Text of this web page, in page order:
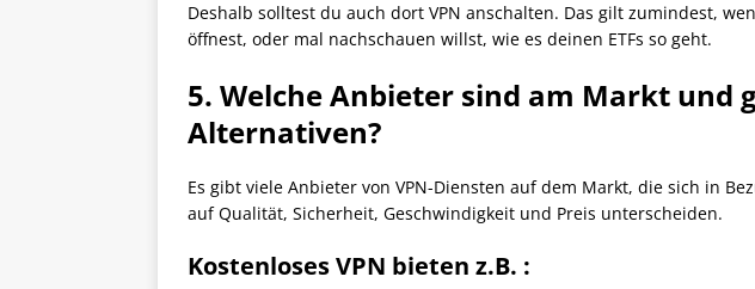
Deshalb solltest du auch dort VPN anschalten. Das gilt zumindest,
öffnest, oder mal nachschauen willst, wie es deinen ETFs so geht.
5. Welche Anbieter sind am Markt und
Alternativen?
Es gibt viele Anbieter von VPN-Diensten auf dem Markt, die sich in
auf Qualität, Sicherheit, Geschwindigkeit und Preis unterscheiden.
Kostenloses VPN bieten z.B. :